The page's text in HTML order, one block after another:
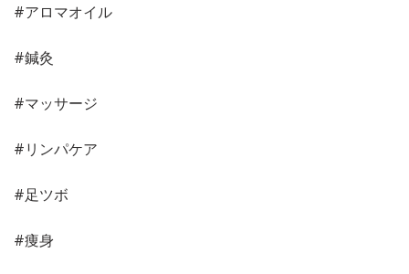
#アロマオイル
#鍼灸
#マッサージ
#リンパケア
#足ツボ
#痩身